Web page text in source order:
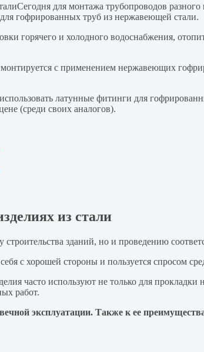
Сегодня для монтажа трубопроводов
гофрированных труб из нержавеющей стали.
горячего и холодного водоснабжения,
с применением нержавеющих
латунные фитинги для
(среди своих аналогов).
из стали
строительства зданий, но и проведению
с хорошей стороны и пользуется спросом
часто используют не только для
работ.
эксплуатации. Также к ее